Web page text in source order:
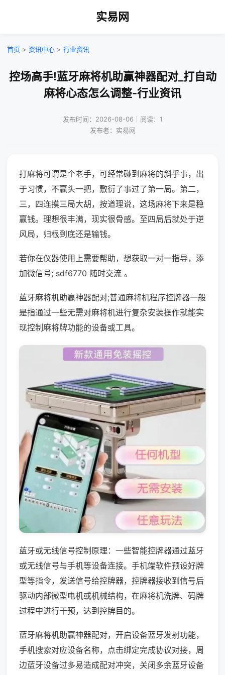
实易网
首页 > 资讯中心 > 行业资讯
控场高手!蓝牙麻将机助赢神器配对_打自动
麻将心态怎么调整-行业资讯
发布时间：2026-08-06｜阅读：1
发布者：实易网
打麻将可谓是个老手，可经常碰到麻将的斜乎事，出
于习惯，不赢头一把，敷衍了事过了第一局。第二，
三，四连摸三局大胡，按道理说，这场麻将下来是稳
赢钱。理想很丰满，现实很骨感。至四局后就处于逆
风局，归根到底还是输钱。
若你在仪器使用上需要帮助，想获取一对一指导，添
加微信号; sdf6770 随时交流 。
蓝牙麻将机助赢神器配对;普通麻将机程序控牌器一般
是指通过一些无需对麻将机进行复杂安装操作就能实
现控制麻将牌功能的设备或工具。
蓝牙或无线信号控制原理：一些智能控牌器通过蓝牙
或无线信号与手机等设备连接。手机端软件预设好牌
型等指令，发送信号给控牌器，控牌器接收到信号后
驱动内部微型电机或机械结构，在麻将机洗牌、码牌
过程中进行干预，达到控牌目的。
蓝牙麻将机助赢神器配对，开启设备蓝牙发射功能，
手机搜索对应设备名称，点击绑定完成协议对接，周
边蓝牙设备过多易造成配对冲突，关闭多余蓝牙设备